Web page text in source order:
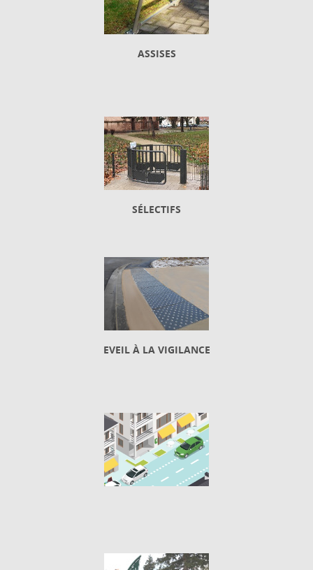
ASSISES
SÉLECTIFS
EVEIL À LA VIGILANCE